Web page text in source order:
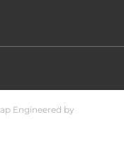
Engineered by